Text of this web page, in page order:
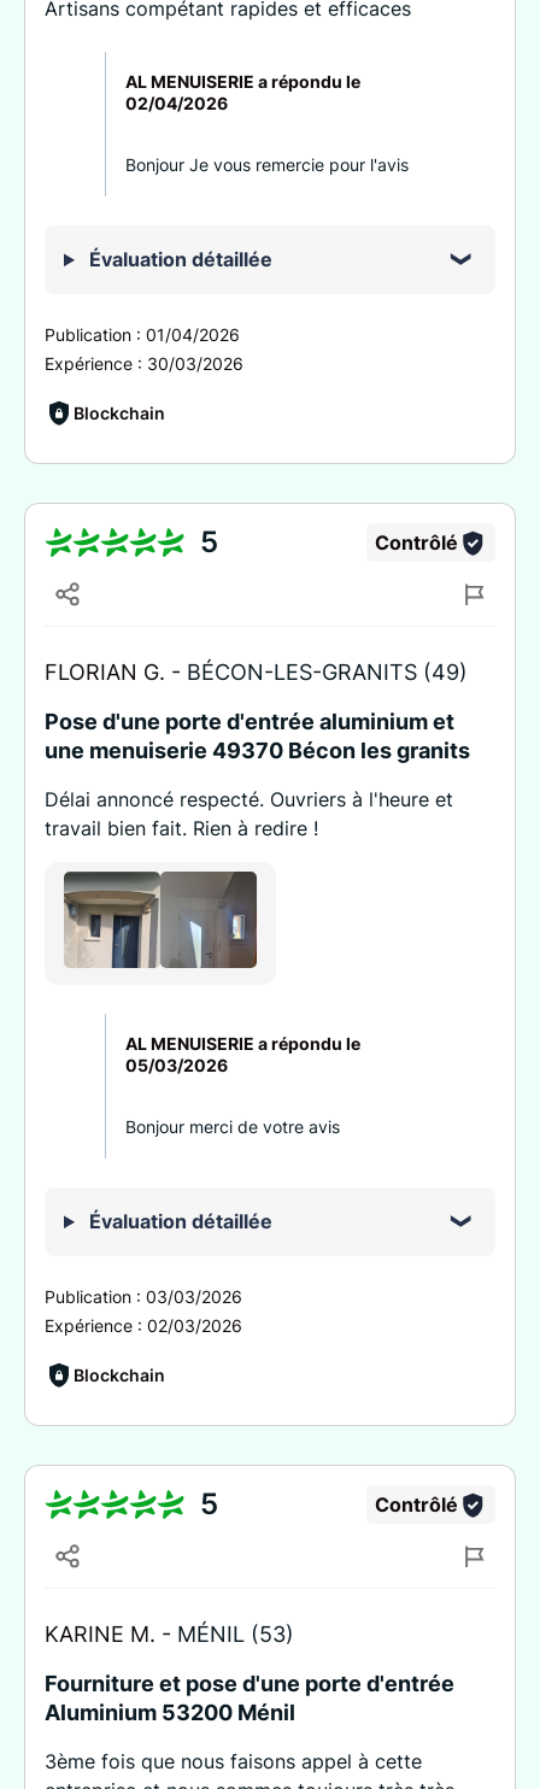
Artisans compétant rapides et efficaces
AL MENUISERIE a répondu le
02/04/2026
Bonjour Je vous remercie pour l'avis
Évaluation détaillée
Publication : 01/04/2026
Expérience : 30/03/2026
Blockchain
5 Contrôlé
FLORIAN G. - BÉCON-LES-GRANITS (49)
Pose d'une porte d'entrée aluminium et
une menuiserie 49370 Bécon les granits
Délai annoncé respecté. Ouvriers à l'heure et
travail bien fait. Rien à redire !
AL MENUISERIE a répondu le
05/03/2026
Bonjour merci de votre avis
Évaluation détaillée
Publication : 03/03/2026
Expérience : 02/03/2026
Blockchain
5 Contrôlé
KARINE M. - MÉNIL (53)
Fourniture et pose d'une porte d'entrée
Aluminium 53200 Ménil
3ème fois que nous faisons appel à cette